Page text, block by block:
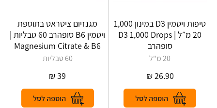
טיפות ויטמין D3 במינון 1,000
20 מ״ל | D3 1,000 Drops
סופהרב
20 מ"ל
26.90
₪
מגנזיום ציטראט בתוספת
ויטמין B6 סופהרב 60 טבליות |
Magnesium Citrate & B6
60 טבליות
39
₪